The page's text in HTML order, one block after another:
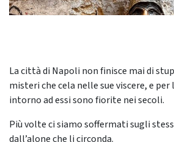
La città di Napoli non finisce mai di
misteri che cela nelle sue viscere, e per
intorno ad essi sono fiorite nei secoli.
Più volte ci siamo soffermati sugli
dall’alone che li circonda.